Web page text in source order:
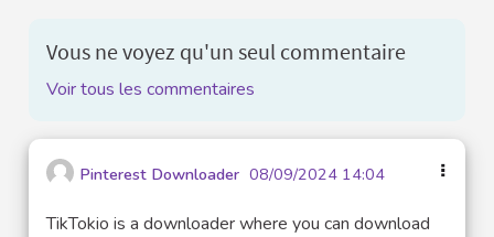
Vous ne voyez qu'un seul commentaire
Voir tous les commentaires
Pinterest Downloader 08/09/2024 14:04
TikTokio is a downloader where you can download